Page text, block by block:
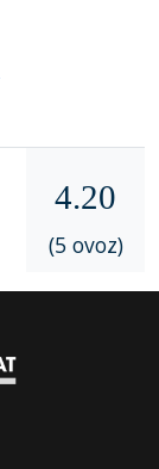
4.20
(5 ovoz)